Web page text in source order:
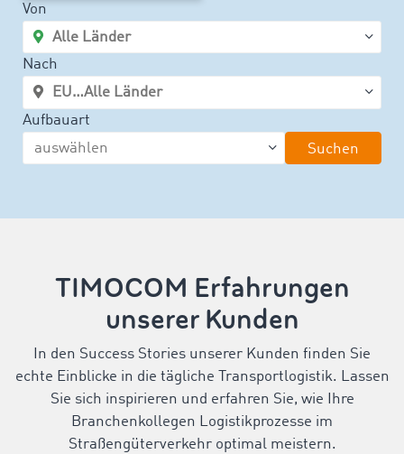
Von
Nach
Aufbauart
Suchen
TIMOCOM Erfahrungen
unserer Kunden
In den Success Stories unserer Kunden finden Sie
echte Einblicke in die tägliche Transportlogistik. Lassen
Sie sich inspirieren und erfahren Sie, wie Ihre
Branchenkollegen Logistikprozesse im
Straßengüterverkehr optimal meistern.